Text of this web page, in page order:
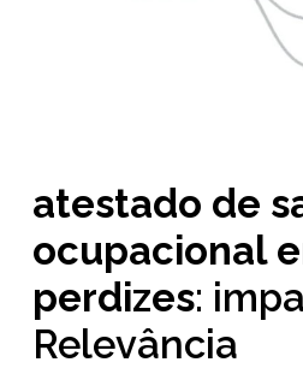
atestado de
ocupacional
perdizes:
Relevância